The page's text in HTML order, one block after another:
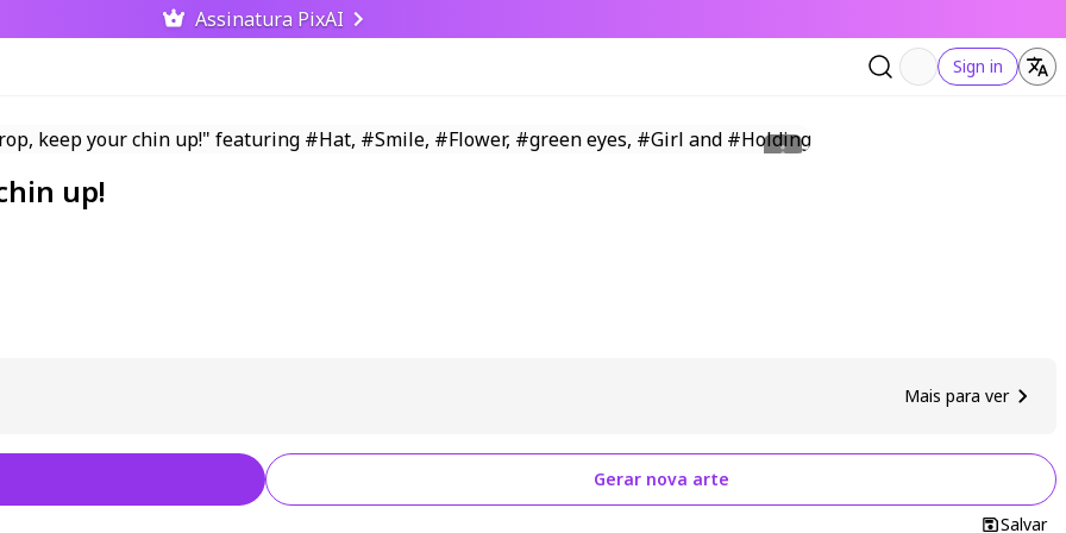
Assinatura PixAI
Sign in
up!
Mais para ver
Gerar nova arte
Salvar